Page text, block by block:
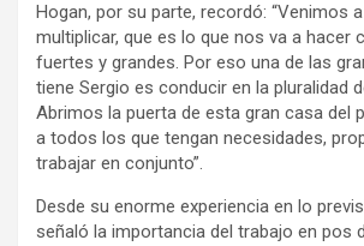
Hogan, por su parte, recordó: “Venimos
multiplicar, que es lo que nos va a hacer
fuertes y grandes. Por eso una de las
tiene Sergio es conducir en la pluralidad
Abrimos la puerta de esta gran casa del
a todos los que tengan necesidades,
trabajar en conjunto”.
Desde su enorme experiencia en lo
señaló la importancia del trabajo en pos